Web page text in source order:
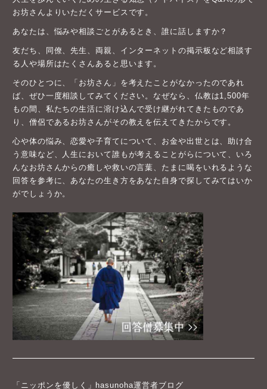
お坊さんよりいただくサービスです。
あなたは、悩みや相談ごとがあるとき、誰に話しますか？
友だち、同僚、先生、両親、インターネットの掲示板など相談す
る人や場所はたくさんあると思います。
そのひとつに、「お坊さん」を考えたことがなかったのであれ
ば、ぜひ一度相談してみてください。なぜなら、仏教は1,500年
もの間、私たちの生活に溶け込んで受け継がれてきたものであ
り、僧侶であるお坊さんがその教えを伝えてきたからです。
心や体の悩み、恋愛や子育てについて、お金や出世とは、助け合
う意味など、人生において誰もが考えることがらについて、いろ
んなお坊さんからの癒しや救いの言葉、たまに喝をいれるような
回答を参考に、あなたの生き方をあなた自身で探してみてはいか
がでしょうか。
「ニッポンを優しく」hasunoha運営者ブログ